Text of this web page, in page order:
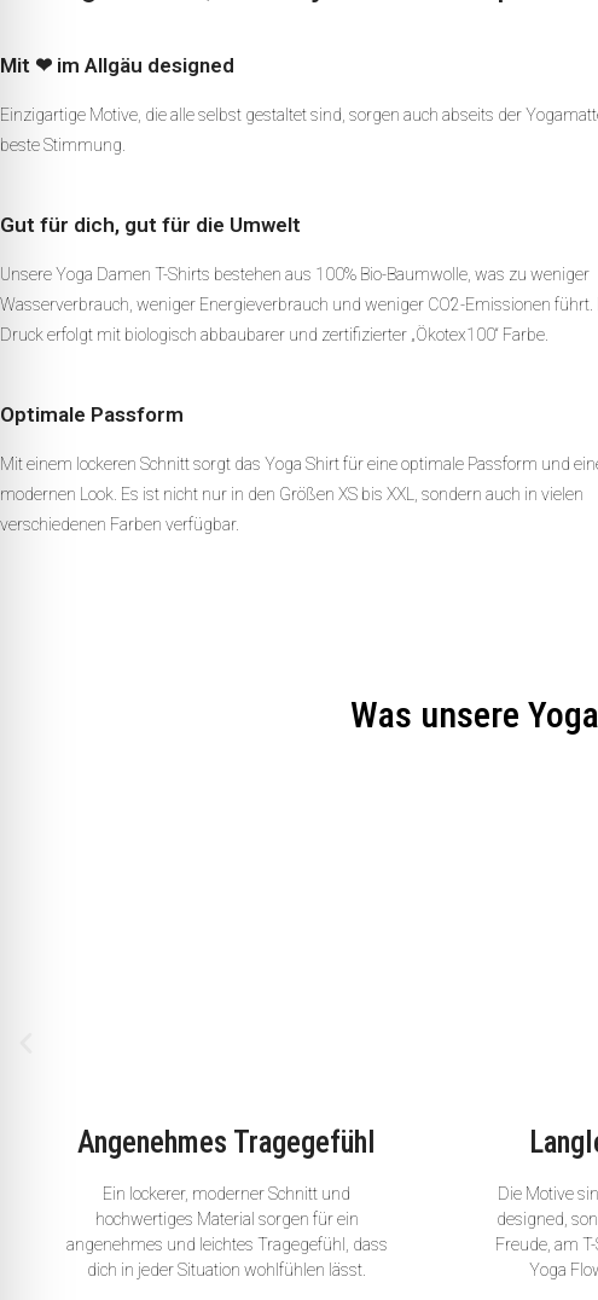
Mit ❤ im Allgäu designed
Einzigartige Motive, die alle selbst gestaltet sind, sorgen auch abseits der
beste Stimmung.
Gut für dich, gut für die Umwelt
Unsere Yoga Damen T-Shirts bestehen aus 100% Bio-Baumwolle, was zu weniger
Wasserverbrauch, weniger Energieverbrauch und weniger CO2-Emissionen führt.
Druck erfolgt mit biologisch abbaubarer und zertifizierter „Ökotex100“ Farbe.
Optimale Passform
Mit einem lockeren Schnitt sorgt das Yoga Shirt für eine optimale Passform und
modernen Look. Es ist nicht nur in den Größen XS bis XXL, sondern auch in vielen
verschiedenen Farben verfügbar.
Was unsere
Angenehmes Tragegefühl
Ein lockerer, moderner Schnitt und
hochwertiges Material sorgen für ein
angenehmes und leichtes Tragegefühl, dass
dich in jeder Situation wohlfühlen lässt.
Die Motive
designed,
Freude, am
Yoga